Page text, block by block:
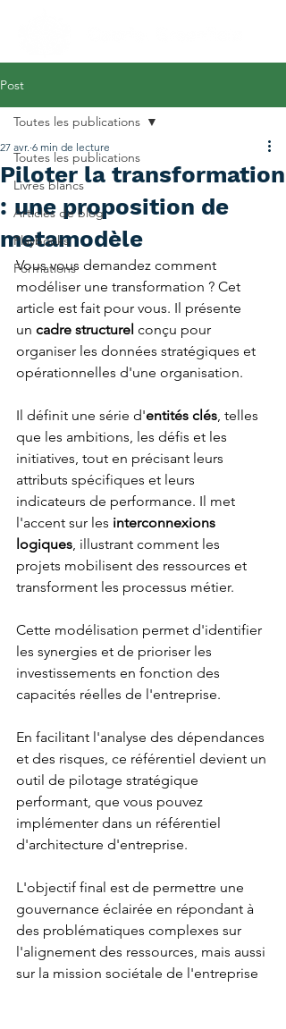
Post
Toutes les publications
Livres blancs
Articles de blog
Playbooks
Formations
Toutes les publications
Piloter la transformation
: une proposition de
metamodèle
27 avr. 6 min de lecture
Vous vous demandez comment
modéliser une transformation ? Cet
article est fait pour vous. Il présente
un cadre structurel conçu pour
organiser les données stratégiques et
opérationnelles d'une organisation.
Il définit une série d'entités clés, telles
que les ambitions, les défis et les
initiatives, tout en précisant leurs
attributs spécifiques et leurs
indicateurs de performance. Il met
l'accent sur les interconnexions
logiques, illustrant comment les
projets mobilisent des ressources et
transforment les processus métier.
Cette modélisation permet d'identifier
les synergies et de prioriser les
investissements en fonction des
capacités réelles de l'entreprise.
En facilitant l'analyse des dépendances
et des risques, ce référentiel devient un
outil de pilotage stratégique
performant, que vous pouvez
implémenter dans un référentiel
d'architecture d'entreprise.
L'objectif final est de permettre une
gouvernance éclairée en répondant à
des problématiques complexes sur
l'alignement des ressources, mais aussi
sur la mission sociétale de l'entreprise